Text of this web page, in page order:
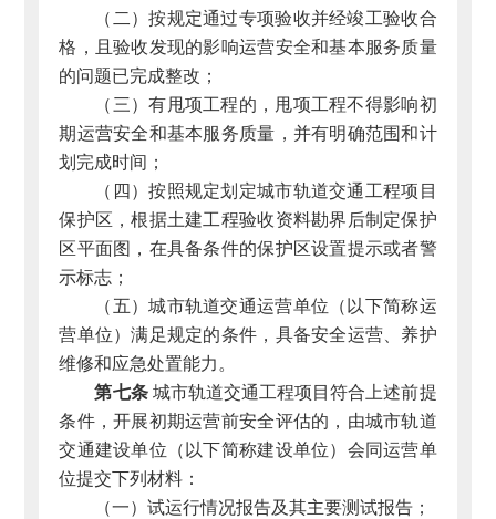
（二）按规定通过专项验收并经竣工验收合
格，且验收发现的影响运营安全和基本服务质量
的问题已完成整改；
（三）有甩项工程的，甩项工程不得影响初
期运营安全和基本服务质量，并有明确范围和计
划完成时间；
（四）按照规定划定城市轨道交通工程项目
保护区，根据土建工程验收资料勘界后制定保护
区平面图，在具备条件的保护区设置提示或者警
示标志；
（五）城市轨道交通运营单位（以下简称运
营单位）满足规定的条件，具备安全运营、养护
维修和应急处置能力。
第七条城市轨道交通工程项目符合上述前提
条件，开展初期运营前安全评估的，由城市轨道
交通建设单位（以下简称建设单位）会同运营单
位提交下列材料：
（一）试运行情况报告及其主要测试报告；